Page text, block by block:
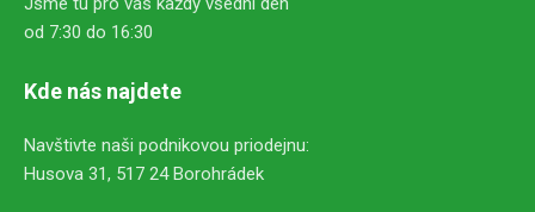
od 7:30 do 16:30
Kde nás najdete
Navštivte naši podnikovou priodejnu:
Husova 31, 517 24 Borohrádek